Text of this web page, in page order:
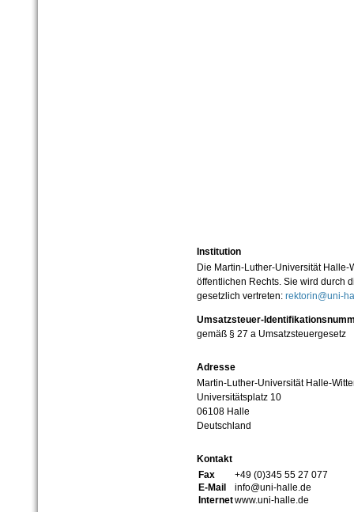
Institution
Die Martin-Luther-Universität
öffentlichen Rechts. Sie wird durch
gesetzlich vertreten: rektorin@uni-
Umsatzsteuer-
gemäß § 27 a Umsatzsteuergesetz
Adresse
Martin-Luther-Universität Halle-
Universitätsplatz 10
06108 Halle
Deutschland
Kontakt
Fax
+49 (0)345 55 27 077
E-Mail
info@uni-halle.de
Internetwww.uni-halle.de